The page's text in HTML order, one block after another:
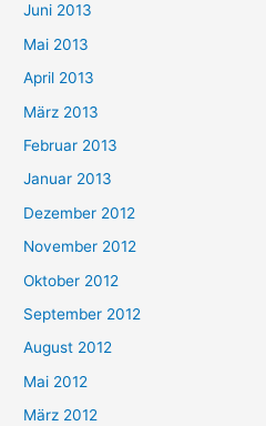
Juni 2013
Mai 2013
April 2013
März 2013
Februar 2013
Januar 2013
Dezember 2012
November 2012
Oktober 2012
September 2012
August 2012
Mai 2012
März 2012